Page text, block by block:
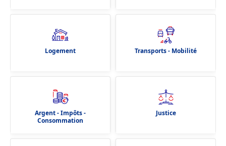
Logement Transports - Mobilité
Argent - Impôts -
Consommation
Justice